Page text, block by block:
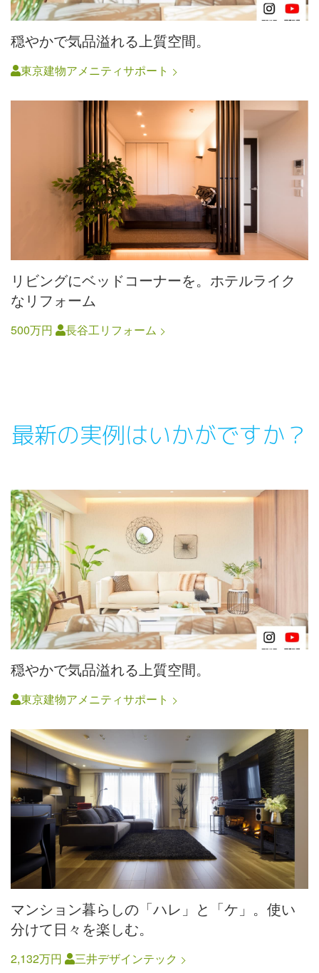
穏やかで気品溢れる上質空間。
東京建物アメニティサポート
リビングにベッドコーナーを。ホテルライク
なリフォーム
500万円 長谷工リフォーム
最新の実例はいかがですか？
穏やかで気品溢れる上質空間。
東京建物アメニティサポート
マンション暮らしの「ハレ」と「ケ」。使い
分けて日々を楽しむ。
2,132万円 三井デザインテック